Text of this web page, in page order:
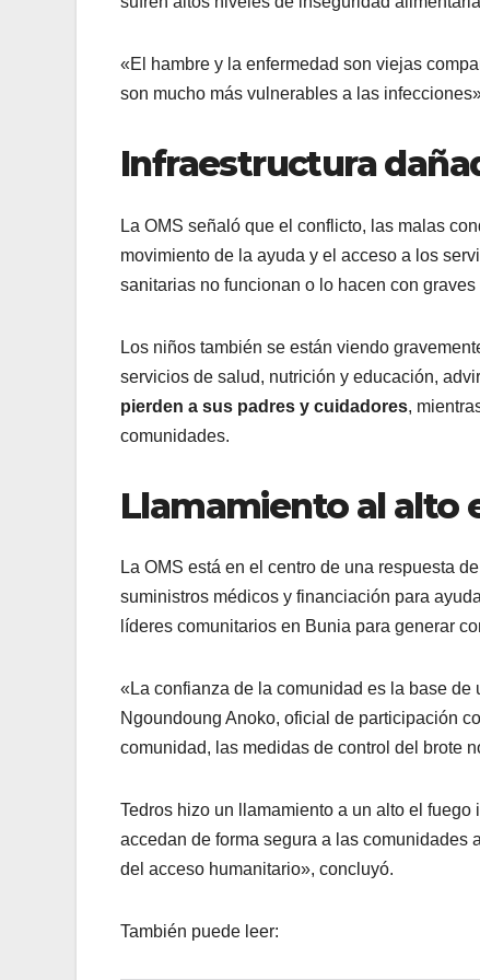
«El hambre y la enfermedad son viejas
son mucho más vulnerables a las
Infraestructura
La OMS señaló que el conflicto, las malas
movimiento de la ayuda y el acceso a los
sanitarias no funcionan o lo hacen con
Los niños también se están viendo
servicios de salud, nutrición y educación,
pierden a sus padres y cuidadores,
comunidades.
Llamamiento al alto
La OMS está en el centro de una respuesta
suministros médicos y financiación para
líderes comunitarios en Bunia para generar
«La confianza de la comunidad es la base
Ngoundoung Anoko, oficial de participación
comunidad, las medidas de control del brote
Tedros hizo un llamamiento a un alto el
accedan de forma segura a las comunidades
del acceso humanitario», concluyó.
También puede leer: